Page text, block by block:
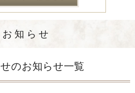
お知らせ
のお知らせ一覧